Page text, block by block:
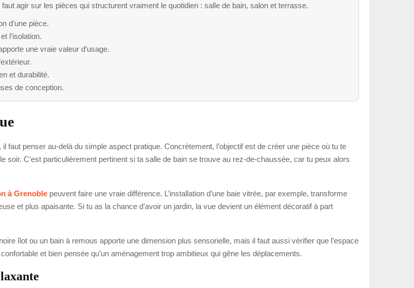
agir sur les pièces qui structurent vraiment le quotidien : salle de bain, salon et terrasse.
d’une pièce.
l’isolation.
une vraie valeur d’usage.
et durabilité.
de conception.
faut penser au-delà du simple aspect pratique. Concrètement, l’objectif est de créer une pièce où tu te
C’est particulièrement pertinent si ta salle de bain se trouve au rez-de-chaussée, car tu peux alors
à Grenoble peuvent faire une vraie différence. L’installation d’une baie vitrée, par exemple, transforme
et plus apaisante. Si tu as la chance d’avoir un jardin, la vue devient un élément décoratif à part
îlot ou un bain à remous apporte une dimension plus sensorielle, mais il faut aussi vérifier que l’espace
et bien pensée qu’un aménagement trop ambitieux qui gêne les déplacements.